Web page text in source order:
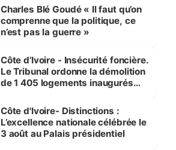
Charles Blé Goudé « Il faut qu’on
comprenne que la politique, ce
n’est pas la guerre »
Côte d’Ivoire - Insécurité foncière.
Le Tribunal ordonne la démolition
de 1 405 logements inaugurés
Bassam
Côte d'Ivoire- Distinctions :
L’excellence nationale célébrée le
3 août au Palais présidentiel